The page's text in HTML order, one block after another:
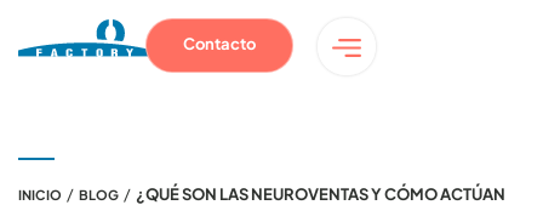
Contacto
INICIO / BLOG / ¿QUÉ SON LAS NEUROVENTAS Y CÓMO ACTÚAN